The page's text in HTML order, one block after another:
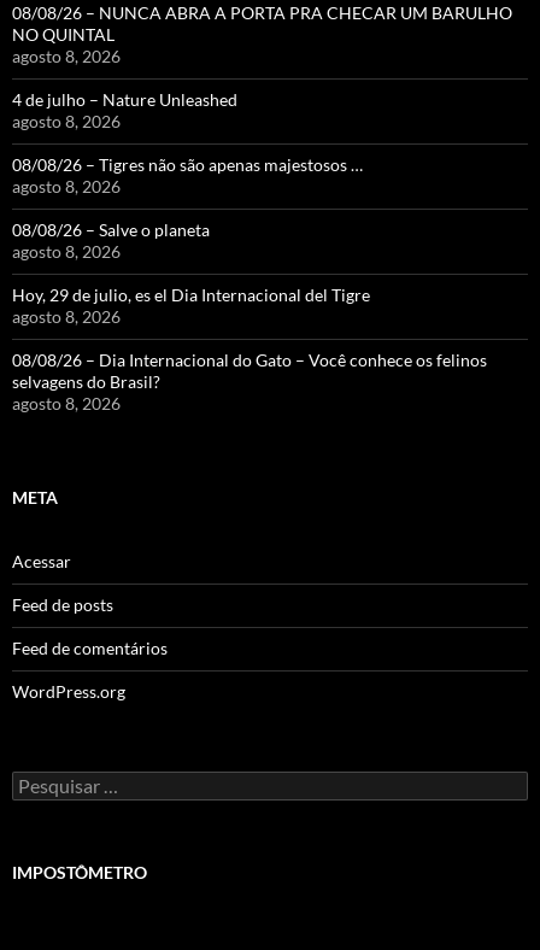
08/08/26 – NUNCA ABRA A PORTA PRA CHECAR UM BARULHO
NO QUINTAL
agosto 8, 2026
4 de julho – Nature Unleashed
agosto 8, 2026
08/08/26 – Tigres não são apenas majestosos …
agosto 8, 2026
08/08/26 – Salve o planeta
agosto 8, 2026
Hoy, 29 de julio, es el Dia Internacional del Tigre
agosto 8, 2026
08/08/26 – Dia Internacional do Gato – Você conhece os felinos
selvagens do Brasil?
agosto 8, 2026
META
Acessar
Feed de posts
Feed de comentários
WordPress.org
Pesquisar
por:
IMPOSTÔMETRO